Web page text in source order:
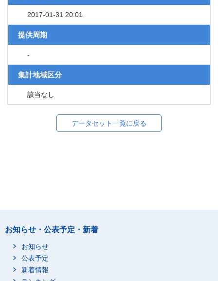
2017-01-31 20:01
提供周期
-
集計地域区分
該当なし
データセット一覧に戻る
お知らせ・公表予定・新着
お知らせ
公表予定
新着情報